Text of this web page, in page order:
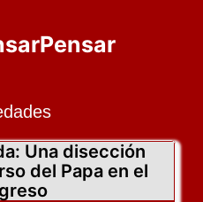
Una disección
del Papa en el